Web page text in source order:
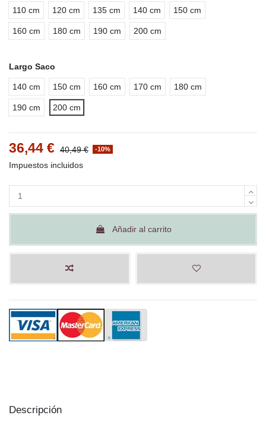
110 cm 120 cm 135 cm 140 cm 150 cm
160 cm 180 cm 190 cm 200 cm
Largo Saco
140 cm 150 cm 160 cm 170 cm 180 cm
190 cm 200 cm
36,44 € 40,49 € -10%
Impuestos incluidos
Añadir al carrito
Descripción